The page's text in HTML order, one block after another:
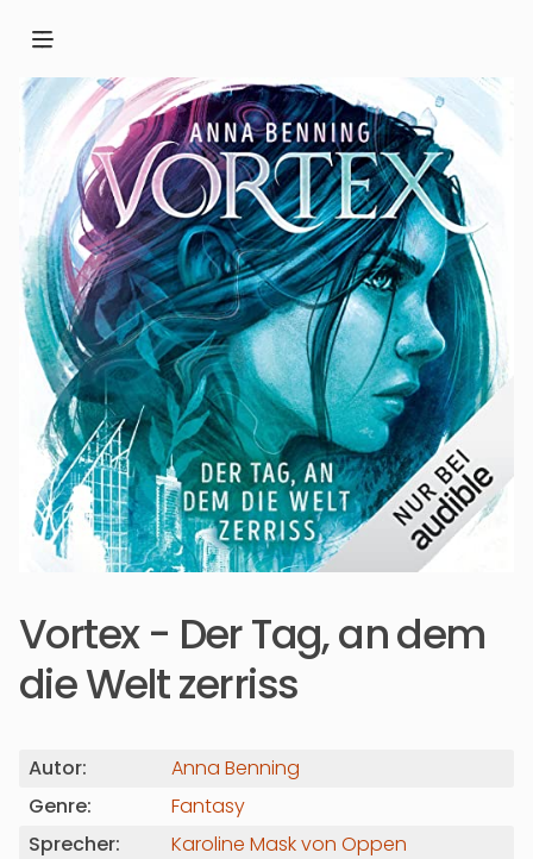
Vortex - Der Tag, an dem
die Welt zerriss
Autor:
Anna Benning
Genre:
Fantasy
Sprecher:
Karoline Mask von Oppen